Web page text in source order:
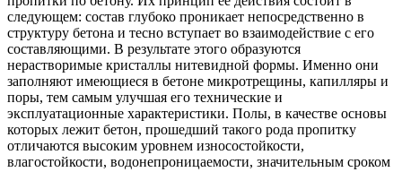
следующем: состав глубоко проникает непосредственно в
структуру бетона и тесно вступает во взаимодействие с его
составляющими. В результате этого образуются
нерастворимые кристаллы нитевидной формы. Именно они
заполняют имеющиеся в бетоне микротрещины, капилляры и
поры, тем самым улучшая его технические и
эксплуатационные характеристики. Полы, в качестве основы
которых лежит бетон, прошедший такого рода пропитку
отличаются высоким уровнем износостойкости,
влагостойкости, водонепроницаемости, значительным сроком